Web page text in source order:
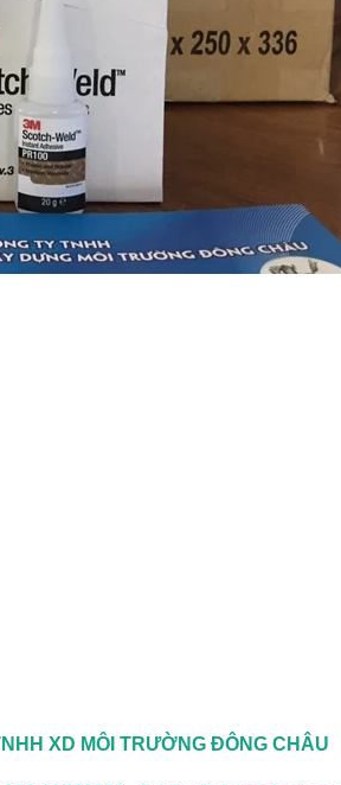
XD MÔI TRƯỜNG ĐÔNG CHÂU